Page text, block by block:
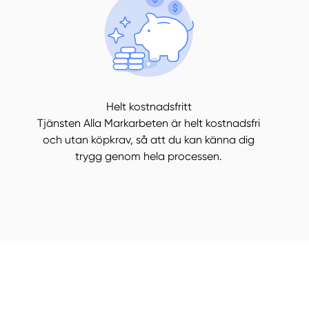
Helt kostnadsfritt
Tjänsten Alla Markarbeten är helt kostnadsfri
och utan köpkrav, så att du kan känna dig
trygg genom hela processen.